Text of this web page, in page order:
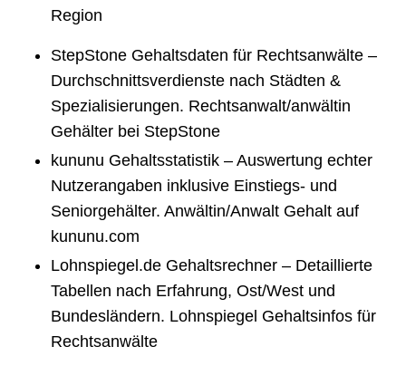
Region
StepStone Gehaltsdaten für Rechtsanwälte –
Durchschnittsverdienste nach Städten &
Spezialisierungen. Rechtsanwalt/anwältin
Gehälter bei StepStone
kununu Gehaltsstatistik – Auswertung echter
Nutzerangaben inklusive Einstiegs- und
Seniorgehälter. Anwältin/Anwalt Gehalt auf
kununu.com
Lohnspiegel.de Gehaltsrechner – Detaillierte
Tabellen nach Erfahrung, Ost/West und
Bundesländern. Lohnspiegel Gehaltsinfos für
Rechtsanwälte